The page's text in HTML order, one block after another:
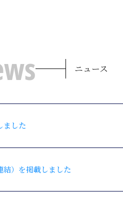
ニュース
ました
）を掲載しました